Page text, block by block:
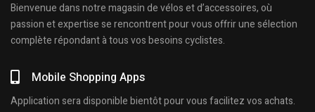
Bienvenue dans notre magasin de vélos et d’accessoires, où
passion et expertise se rencontrent pour vous offrir une sélection
complète répondant à tous vos besoins cyclistes.
Mobile Shopping Apps
Application sera disponible bientôt pour vous facilitez vos achats.